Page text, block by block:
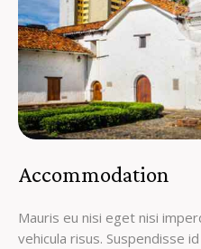
Accommodation
Mauris eu nisi eget nisi
vehicula risus. Suspendisse